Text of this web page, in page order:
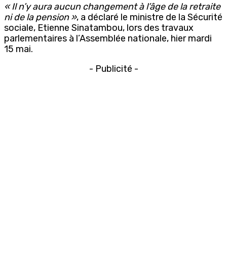
« Il n’y aura aucun changement à l’âge de la retraite
ni de la pension», a déclaré le ministre de la Sécurité
sociale, Etienne Sinatambou, lors des travaux
parlementaires à l’Assemblée nationale, hier mardi
15 mai.
- Publicité -